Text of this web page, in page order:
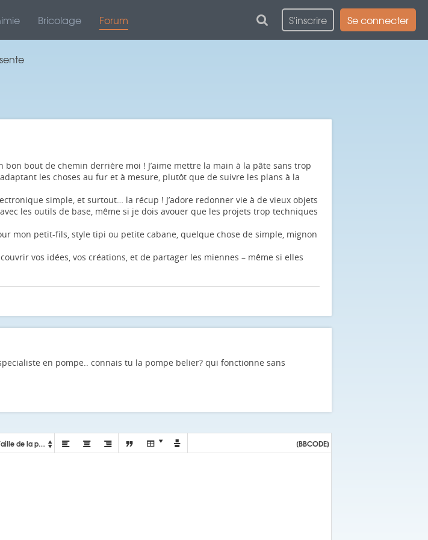
Bricolage Forum S'inscrire Se connecter
bon bout de chemin derrière moi ! J’aime mettre la main à la pâte sans trop
les choses au fur et à mesure, plutôt que de suivre les plans à la
simple, et surtout… la récup ! J’adore redonner vie à de vieux objets
les outils de base, même si je dois avouer que les projets trop techniques
mon petit-fils, style tipi ou petite cabane, quelque chose de simple, mignon
vos idées, vos créations, et de partager les miennes – même si elles
en pompe.. connais tu la pompe belier? qui fonctionne sans
Taille de la police         [BBCODE]